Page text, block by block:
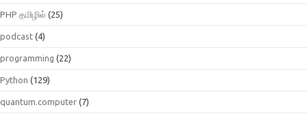
PHP தமிழில் (25)
podcast (4)
programming (22)
Python (129)
quantum.computer (7)